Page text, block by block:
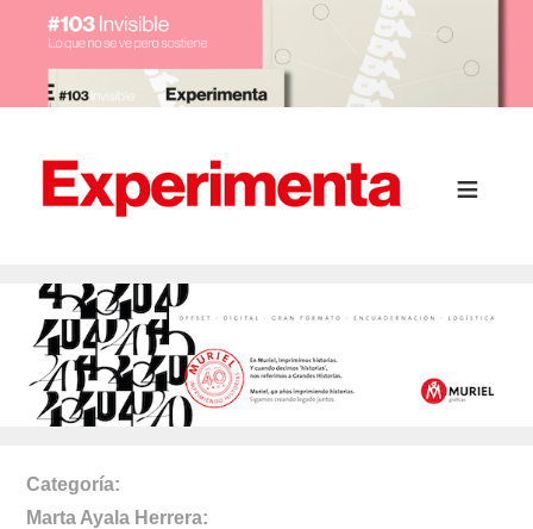
Categoría
Marta Ayala Herrera